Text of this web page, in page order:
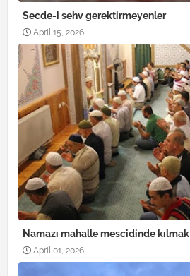
Secde-i sehv gerektirmeyenler
April 15, 2026
Namazı mahalle mescidinde kılmak
April 01, 2026